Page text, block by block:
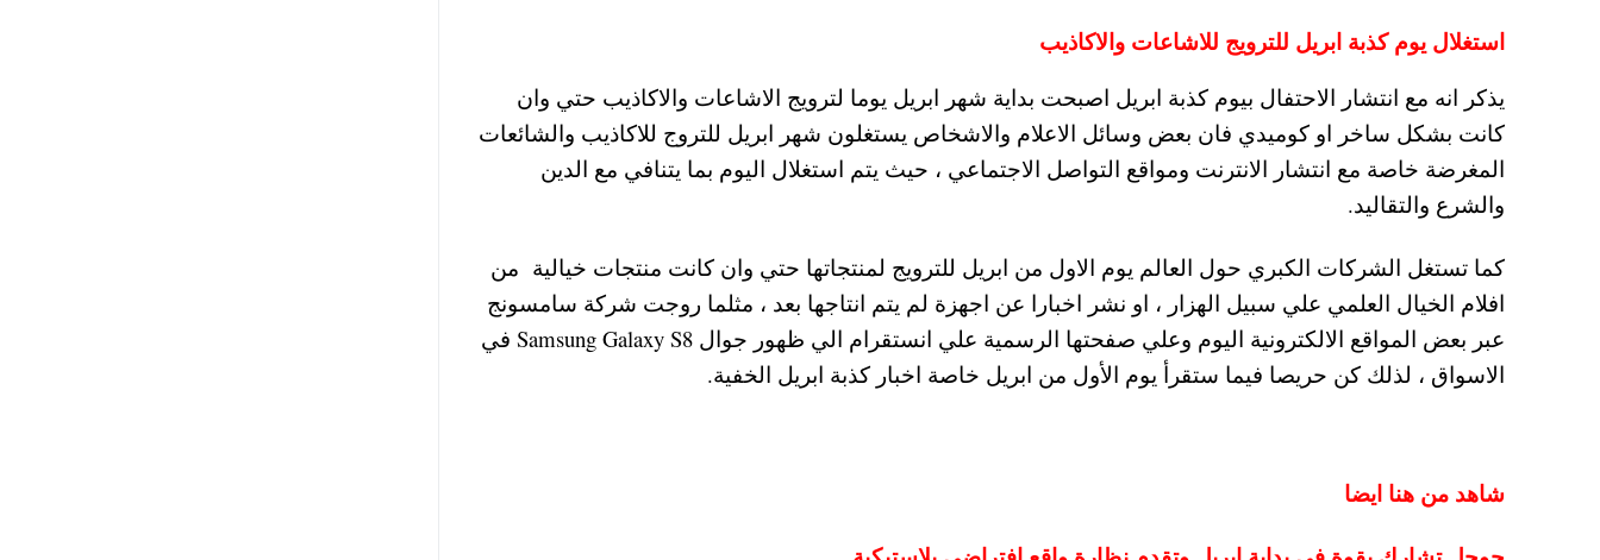
استغلال يوم كذبة ابريل للترويج للاشاعات والاكاذيب
يذكر انه مع انتشار الاحتفال بيوم كذبة ابريل اصبحت بداية شهر ابريل يوما لترويج الاشاعات والاكاذيب حتي وان
كانت بشكل ساخر او كوميدي فان بعض وسائل الاعلام والاشخاص يستغلون شهر ابريل للتروج للاكاذيب والشائعات
المغرضة خاصة مع انتشار الانترنت ومواقع التواصل الاجتماعي ، حيث يتم استغلال اليوم بما يتنافي مع الدين
والشرع والتقاليد.
كما تستغل الشركات الكبري حول العالم يوم الاول من ابريل للترويج لمنتجاتها حتي وان كانت منتجات خيالية من
افلام الخيال العلمي علي سبيل الهزار ، او نشر اخبارا عن اجهزة لم يتم انتاجها بعد ، مثلما روجت شركة سامسونج
عبر بعض المواقع الالكترونية اليوم وعلي صفحتها الرسمية علي انستقرام الي ظهور جوال Samsung Galaxy S8 في
الاسواق ، لذلك كن حريصا فيما ستقرأ يوم الأول من ابريل خاصة اخبار كذبة ابريل الخفية.
شاهد من هنا ايضا